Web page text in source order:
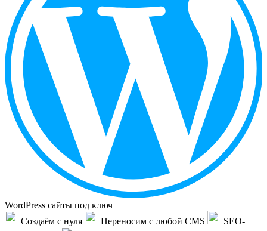
WordPress сайты под ключ
Создаём с нуля
Переносим с любой CMS
SEO-